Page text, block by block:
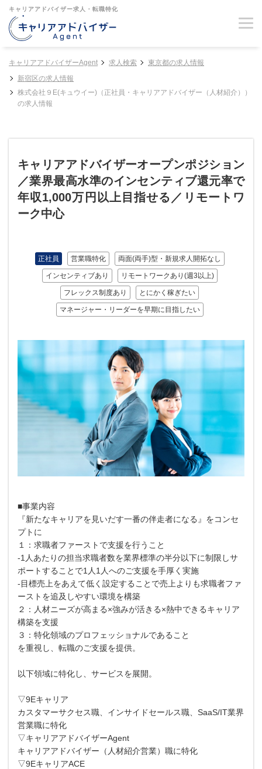
キャリアアドバイザー求人・転職特化
キャリアアドバイザーAgent 求人検索
東京都の求人情報
新宿区の求人情報
株式会社９E(キュウイー)（正社員・キャリアアドバイザー（人材紹介））
の求人情報
キャリアアドバイザーオープンポジション
／業界最高水準のインセンティブ還元率で
年収1,000万円以上目指せる／リモートワ
ーク中心
正社員 営業職特化 両面(両手)型・新規求人開拓なし
インセンティブあり リモートワークあり(週3以上)
フレックス制度あり とにかく稼ぎたい
マネージャー・リーダーを早期に目指したい
■事業内容
『新たなキャリアを見いだす一番の伴走者になる』をコンセ
プトに
１：求職者ファーストで支援を行うこと
-1人あたりの担当求職者数を業界標準の半分以下に制限しサ
ポートすることで1人1人へのご支援を手厚く実施
-目標売上をあえて低く設定することで売上よりも求職者ファ
ーストを追及しやすい環境を構築
２：人材ニーズが高まる×強みが活きる×熱中できるキャリア
構築を支援
３：特化領域のプロフェッショナルであること
を重視し、転職のご支援を提供。
以下領域に特化し、サービスを展開。
▽9Eキャリア
カスタマーサクセス職、インサイドセールス職、SaaS/IT業界
営業職に特化
▽キャリアアドバイザーAgent
キャリアアドバイザー（人材紹介営業）職に特化
▽9EキャリアACE